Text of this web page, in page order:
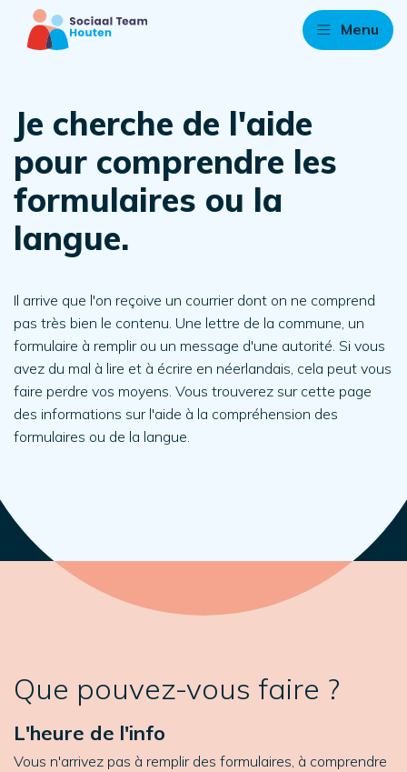
Menu
Je cherche de l'aide
pour comprendre les
formulaires ou la
langue.
Il arrive que l'on reçoive un courrier dont on ne comprend
pas très bien le contenu. Une lettre de la commune, un
formulaire à remplir ou un message d'une autorité. Si vous
avez du mal à lire et à écrire en néerlandais, cela peut vous
faire perdre vos moyens. Vous trouverez sur cette page
des informations sur l'aide à la compréhension des
formulaires ou de la langue.
Que pouvez-vous faire ?
L'heure de l'info
Vous n'arrivez pas à remplir des formulaires, à comprendre